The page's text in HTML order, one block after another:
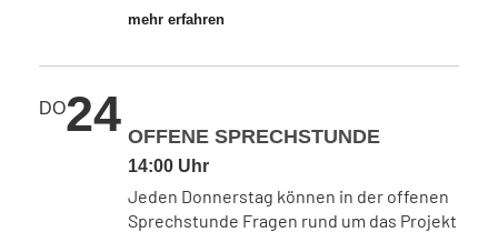
mehr erfahren
DO24 OFFENE SPRECHSTUNDE
14:00 Uhr
Jeden Donnerstag können in der offenen
Sprechstunde Fragen rund um das Projekt